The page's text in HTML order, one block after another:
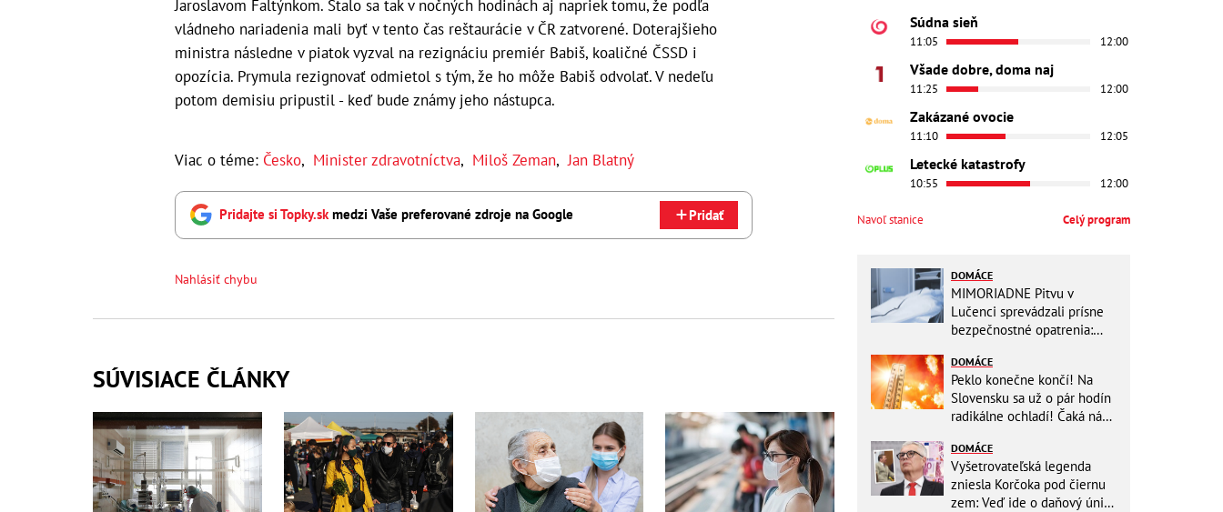
Jaroslavom Faltýnkom. Stalo sa tak v nočných hodinách aj napriek tomu, že podľa
vládneho nariadenia mali byť v tento čas reštaurácie v ČR zatvorené. Doterajšieho
ministra následne v piatok vyzval na rezignáciu premiér Babiš, koaličné ČSSD i
opozícia. Prymula rezignovať odmietol s tým, že ho môže Babiš odvolať. V nedeľu
potom demisiu pripustil - keď bude známy jeho nástupca.
Viac o téme: Česko, Minister zdravotníctva, Miloš Zeman,Jan Blatný
Pridajte si Topky.skmedzi Vaše preferované zdroje na Google Pridať
Nahlásiť chybu
SÚVISIACE ČLÁNKY
Súdna sieň
11:05 12:00
Všade dobre, doma naj
11:25 12:00
Zakázané ovocie
11:10 12:05
Letecké katastrofy
10:55 12:00
Navoľ stanice Celý program
DOMÁCE
MIMORIADNE Pitvu v
Lučenci sprevádzali prísne
bezpečnostné opatrenia:
DOMÁCE
Peklo konečne končí! Na
Slovensku sa už o pár hodín
radikálne ochladí! Čaká nás
DOMÁCE
Vyšetrovateľská legenda
zniesla Korčoka pod čiernu
zem: Veď ide o daňový únik